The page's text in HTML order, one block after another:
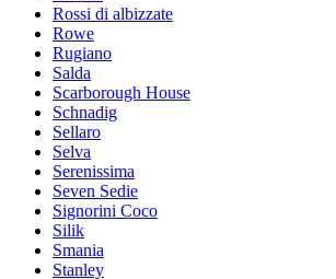
Rossi di albizzate
Rowe
Rugiano
Salda
Scarborough House
Schnadig
Sellaro
Selva
Serenissima
Seven Sedie
Signorini Coco
Silik
Smania
Stanley